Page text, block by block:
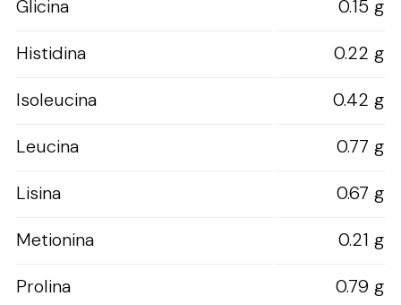
Glicina
0.15 g
Histidina
0.22 g
Isoleucina
0.42 g
Leucina
0.77 g
Lisina
0.67 g
Metionina
0.21 g
Prolina
0.79 g